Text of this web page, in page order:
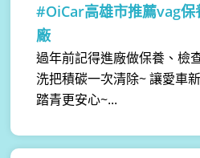
#OiCar高雄市推薦vag保
廠
過年前記得進廠做保養、檢
洗把積碳一次清除~ 讓愛車
踏青更安心~...